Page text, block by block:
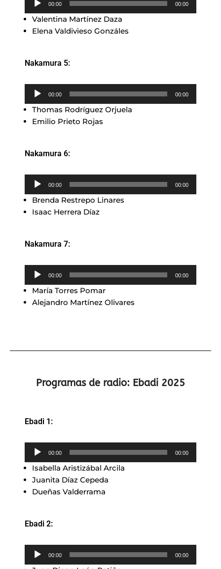
audio
00:00 00:00
Valentina Martínez Daza
Elena Valdivieso Gonzáles
Nakamura 5:
Reproductor
audio
00:00 00:00
Thomas Rodríguez Orjuela
Emilio Prieto Rojas
Nakamura 6:
Reproductor
audio
00:00 00:00
Brenda Restrepo Linares
Isaac Herrera Díaz
Nakamura 7:
Reproductor
audio
00:00 00:00
María Torres Pomar
Alejandro Martínez Olivares
Programas de radio: Ebadi 2025
Ebadi 1:
Reproductor
audio
00:00 00:00
Isabella Aristizábal Arcila
Juanita Díaz Cepeda
Dueñas Valderrama
Ebadi 2:
Reproductor
00:00 00:00